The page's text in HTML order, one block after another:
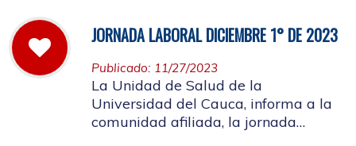
JORNADA LABORAL DICIEMBRE 1° DE 2023
Publicado: 11/27/2023
La Unidad de Salud de la
Universidad del Cauca, informa a la
comunidad afiliada, la jornada